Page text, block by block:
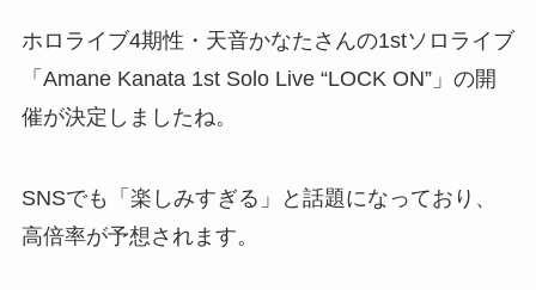
ホロライブ4期性・天音かなたさんの1stソロライブ
「Amane Kanata 1st Solo Live “LOCK ON”」の開
催が決定しましたね。
SNSでも「楽しみすぎる」と話題になっており、
高倍率が予想されます。